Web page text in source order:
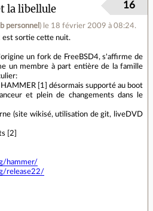
la libellule
personnel ) le 18 février 2009 à 08:24.
16
est sortie cette nuit.
un fork de FreeBSD4, s'affirme de
un membre à part entière de la famille
[1] désormais supporté au boot
et plein de changements dans le
(site wikisé, utilisation de git, liveDVD
[2]
hammer/
release22/